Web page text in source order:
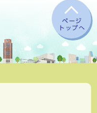
ページ
トップへ